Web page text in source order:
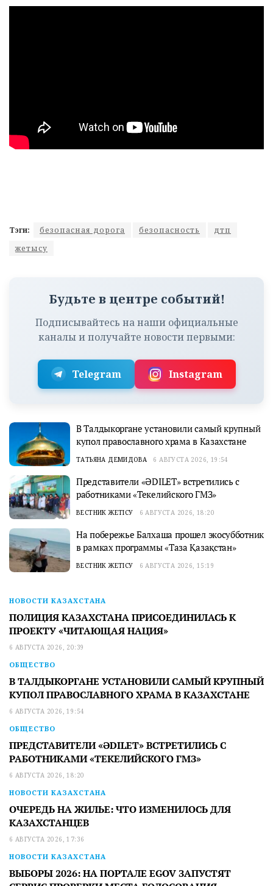
Тэги: безопасная дорога безопасность
дтп
жетысу
Будьте в центре событий!
Подписывайтесь на наши официальные
каналы и получайте новости первыми:
Telegram Instagram
В Талдыкоргане установили самый крупный
купол православного храма в Казахстане
ТАТЬЯНА ДЕМИДОВА 6 АВГУСТА 2026, 19:54
Представители «ӘDILET» встретились с
работниками «Текелийского ГМЗ»
ВЕСТНИК ЖЕТІСУ 6 АВГУСТА 2026, 18:20
На побережье Балхаша прошел экосубботник
в рамках программы «Таза Қазақстан»
ВЕСТНИК ЖЕТІСУ 6 АВГУСТА 2026, 15:19
НОВОСТИ КАЗАХСТАНА
ПОЛИЦИЯ КАЗАХСТАНА ПРИСОЕДИНИЛАСЬ К
ПРОЕКТУ «ЧИТАЮЩАЯ НАЦИЯ»
6 АВГУСТА 2026, 20:39
ОБЩЕСТВО
В ТАЛДЫКОРГАНЕ УСТАНОВИЛИ САМЫЙ КРУПНЫЙ
КУПОЛ ПРАВОСЛАВНОГО ХРАМА В КАЗАХСТАНЕ
6 АВГУСТА 2026, 19:54
ОБЩЕСТВО
ПРЕДСТАВИТЕЛИ «ӘDILET» ВСТРЕТИЛИСЬ С
РАБОТНИКАМИ «ТЕКЕЛИЙСКОГО ГМЗ»
6 АВГУСТА 2026, 18:20
НОВОСТИ КАЗАХСТАНА
ОЧЕРЕДЬ НА ЖИЛЬЕ: ЧТО ИЗМЕНИЛОСЬ ДЛЯ
КАЗАХСТАНЦЕВ
6 АВГУСТА 2026, 17:36
НОВОСТИ КАЗАХСТАНА
ВЫБОРЫ 2026: НА ПОРТАЛЕ EGOV ЗАПУСТЯТ